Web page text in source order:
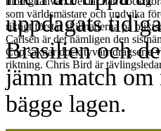
som världsmästare och undvika
riktigt förstår skillnaderna på
Carlsen är det nämligen den
Cup saknar dock tyvärr dragserie
riktning. Chris Bird är
uppdagats
Brasilien och
jämn match
bägge lagen.